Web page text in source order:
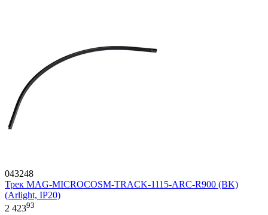
043248
Трек MAG-MICROCOSM-TRACK-1115-ARC-R900 (BK)
(Arlight, IP20)
2 42393